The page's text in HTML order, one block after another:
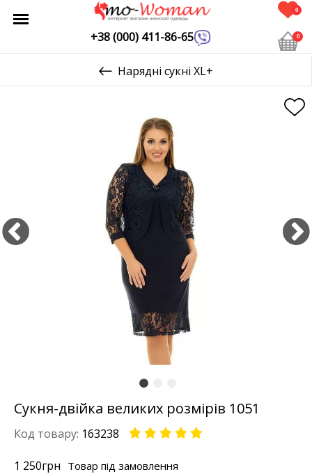
+38 (000) 411-86-65
0
0
Нарядні сукні XL+
Сукня-двійка великих розмірів 1051
Код товару: 163238
1 250грн Товар під замовлення